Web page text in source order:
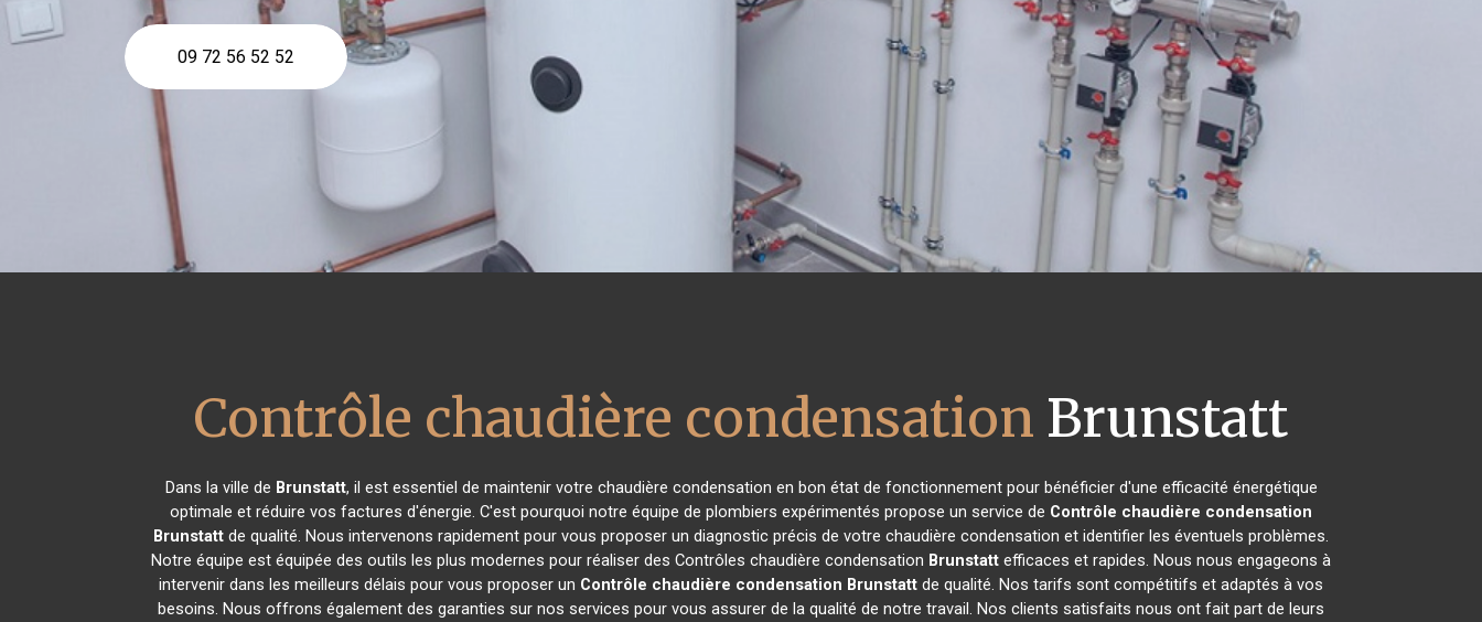
09 72 56 52 52
Contrôle chaudière condensation Brunstatt
Dans la ville de Brunstatt, il est essentiel de maintenir votre chaudière condensation en bon état de fonctionnement pour bénéficier d'une efficacité énergétique
optimale et réduire vos factures d'énergie. C'est pourquoi notre équipe de plombiers expérimentés propose un service de Contrôle chaudière condensation
Brunstatt de qualité. Nous intervenons rapidement pour vous proposer un diagnostic précis de votre chaudière condensation et identifier les éventuels problèmes.
Notre équipe est équipée des outils les plus modernes pour réaliser des Contrôles chaudière condensation Brunstatt efficaces et rapides. Nous nous engageons à
intervenir dans les meilleurs délais pour vous proposer un Contrôle chaudière condensation Brunstatt de qualité. Nos tarifs sont compétitifs et adaptés à vos
besoins. Nous offrons également des garanties sur nos services pour vous assurer de la qualité de notre travail. Nos clients satisfaits nous ont fait part de leurs